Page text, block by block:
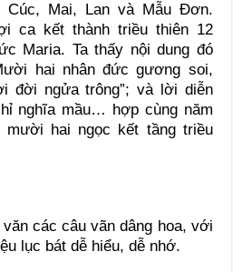
Cúc, Mai, Lan và Mẫu Đơn.
ca kết thành triều thiên 12
Maria. Ta thấy nội dung đó
hai nhân đức gương soi,
đời ngửa trông”; và lời diễn
nghĩa mầu… hợp cùng năm
mười hai ngọc kết tầng triều
các câu vãn dâng hoa, với
lục bát dễ hiểu, dễ nhớ.